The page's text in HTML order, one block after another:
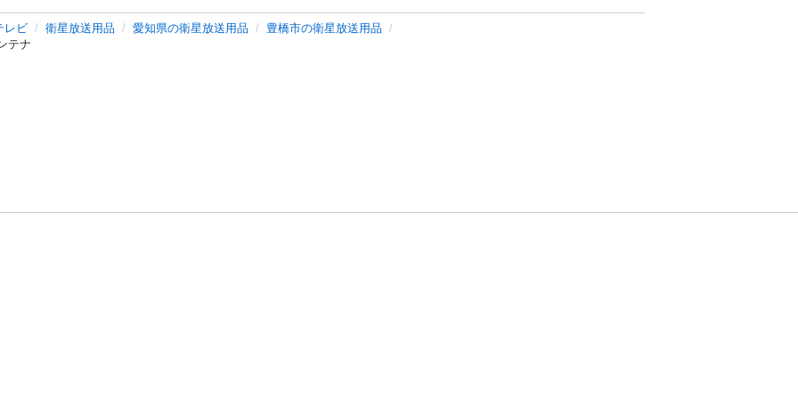
レビ 衛星放送用品 愛知県の衛星放送用品
豊橋市の衛星放送用品
テナ